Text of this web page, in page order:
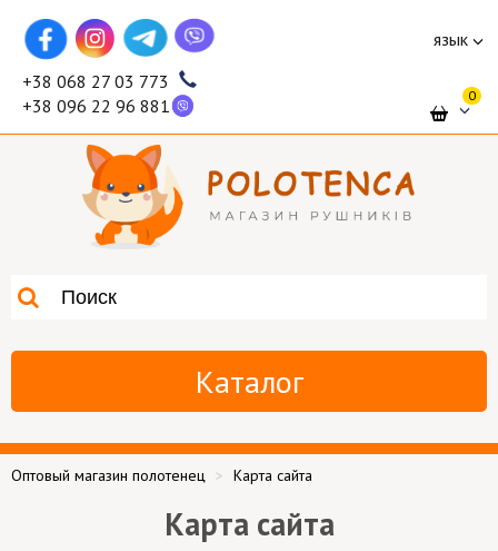
язык
+38 068 27 03 773
+38 096 22 96 881
0
Каталог
Оптовый магазин полотенец Карта сайта
Карта сайта